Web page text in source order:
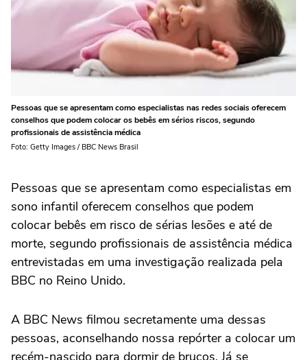
Pessoas que se apresentam como especialistas nas redes sociais oferecem
conselhos que podem colocar os bebês em sérios riscos, segundo
profissionais de assistência médica
Foto: Getty Images / BBC News Brasil
Pessoas que se apresentam como especialistas em
sono infantil oferecem conselhos que podem
colocar bebês em risco de sérias lesões e até de
morte, segundo profissionais de assistência médica
entrevistadas em uma investigação realizada pela
BBC no Reino Unido.
A BBC News filmou secretamente uma dessas
pessoas, aconselhando nossa repórter a colocar um
recém-nascido para dormir de bruços. Já se